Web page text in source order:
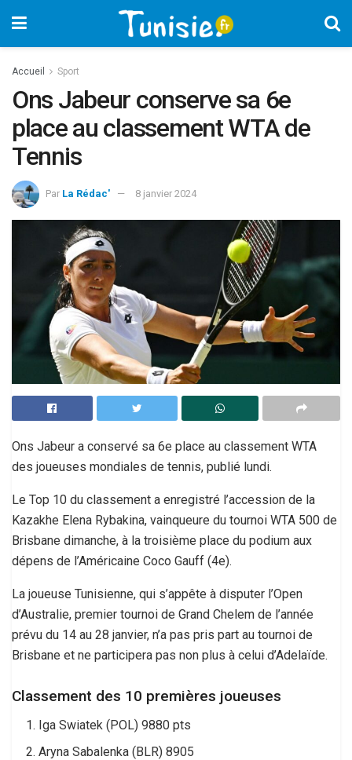
Accueil Sport
Ons Jabeur conserve sa 6e
place au classement WTA de
Tennis
Par La Rédac' 8 janvier 2024
Ons Jabeur a conservé sa 6e place au classement WTA
des joueuses mondiales de tennis, publié lundi.
Le Top 10 du classement a enregistré l’accession de la
Kazakhe Elena Rybakina, vainqueure du tournoi WTA 500 de
Brisbane dimanche, à la troisième place du podium aux
dépens de l’Américaine Coco Gauff (4e).
La joueuse Tunisienne, qui s’appête à disputer l’Open
d’Australie, premier tournoi de Grand Chelem de l’année
prévu du 14 au 28 janvier, n’a pas pris part au tournoi de
Brisbane et ne participera pas non plus à celui d’Adelaïde.
Classement des 10 premières joueuses
Iga Swiatek (POL) 9880 pts
Aryna Sabalenka (BLR) 8905